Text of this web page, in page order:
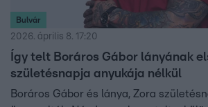
Bulvár
2026. április 8. 17:20
Így telt Boráros Gábor lányának
születésnapja anyukája nélkül
Boráros Gábor és lánya, Zora